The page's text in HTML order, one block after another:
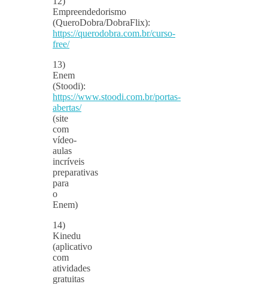
Empreendedorismo
(QueroDobra/DobraFlix):
https://querodobra.com.br/curso-
free/
13)
Enem
(Stoodi):
https://www.stoodi.com.br/portas-
abertas/
(site
com
vídeo-
aulas
incríveis
preparativas
para
o
Enem)
14)
Kinedu
(aplicativo
com
atividades
gratuitas